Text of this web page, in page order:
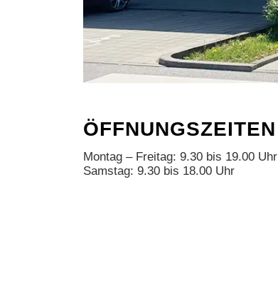
ÖFFNUNGSZEITEN
Montag – Freitag: 9.30 bis 19.00 Uhr
Samstag: 9.30 bis 18.00 Uhr